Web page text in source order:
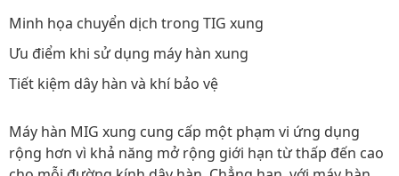
Minh họa chuyển dịch trong TIG xung
Ưu điểm khi sử dụng máy hàn xung
Tiết kiệm dây hàn và khí bảo vệ
Máy hàn MIG xung cung cấp một phạm vi ứng dụng
rộng hơn vì khả năng mở rộng giới hạn từ thấp đến cao